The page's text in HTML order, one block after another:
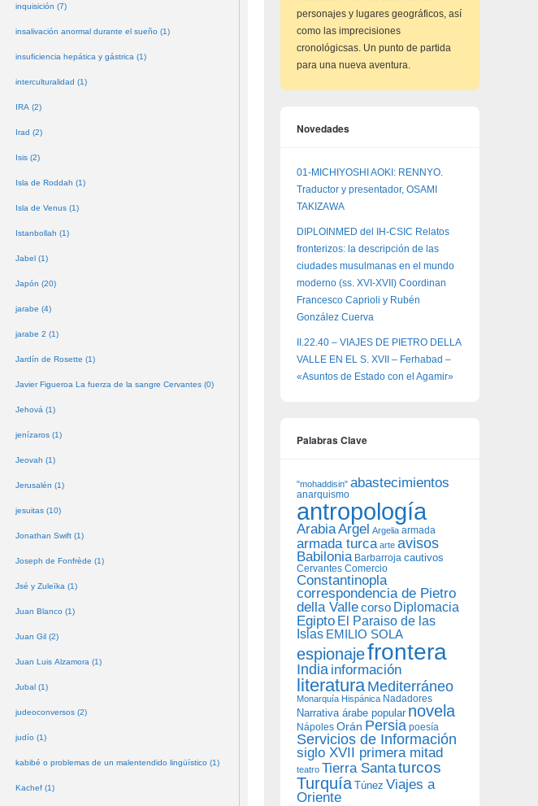
inquisición (7)
insalivación anormal durante el sueño (1)
insuficiencia hepática y gástrica (1)
interculturalidad (1)
IRA (2)
Irad (2)
Isis (2)
Isla de Roddah (1)
Isla de Venus (1)
Istanbollah (1)
Jabel (1)
Japón (20)
jarabe (4)
jarabe 2 (1)
Jardín de Rosette (1)
Javier Figueroa La fuerza de la sangre Cervantes (0)
Jehová (1)
jenízaros (1)
Jeovah (1)
Jerusalén (1)
jesuitas (10)
Jonathan Swift (1)
Joseph de Fonfrède (1)
Jsé y Zuleïka (1)
Juan Blanco (1)
Juan Gil (2)
Juan Luis Alzamora (1)
Jubal (1)
judeoconversos (2)
judío (1)
kabibé o problemas de un malentendido lingüístico (1)
Kachef (1)
personajes y lugares geográficos, así
como las imprecisiones
cronológicsas. Un punto de partida
para una nueva aventura.
Novedades
01-MICHIYOSHI AOKI: RENNYO.
Traductor y presentador, OSAMI
TAKIZAWA
DIPLOINMED del IH-CSIC Relatos
fronterizos: la descripción de las
ciudades musulmanas en el mundo
moderno (ss. XVI-XVII) Coordinan
Francesco Caprioli y Rubén
González Cuerva
II.22.40 – VIAJES DE PIETRO DELLA
VALLE EN EL S. XVII – Ferhabad –
«Asuntos de Estado con el Agamir»
Palabras Clave
"mohaddisin" abastecimientos
anarquismo
antropología
ArabiaArgel Argelia armada
armada turca arte avisos
Babilonia Barbarroja cautivos
Cervantes Comercio
Constantinopla
correspondencia de Pietro
della Vallecorso Diplomacia
Egipto El Paraiso de las
Islas EMILIO SOLA
espionajefrontera
India información
literatura Mediterráneo
Monarquía Hispánica Nadadores
Narrativa árabe popular novela
Nápoles Orán Persia poesía
Servicios de Información
siglo XVII primera mitad
teatro Tierra Santaturcos
Turquía Túnez Viajes a
Oriente